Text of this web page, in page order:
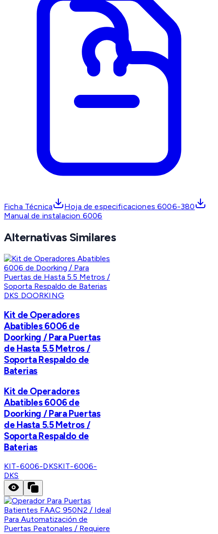
Ficha Técnica
Hoja de especificaciones 6006-380
Manual de instalacion 6006
Alternativas Similares
DKS DOORKING
Kit de Operadores
Abatibles 6006 de
Doorking / Para Puertas
de Hasta 5.5 Metros /
Soporta Respaldo de
Baterias
Kit de Operadores
Abatibles 6006 de
Doorking / Para Puertas
de Hasta 5.5 Metros /
Soporta Respaldo de
Baterias
KIT-6006-DKSKIT-6006-
DKS